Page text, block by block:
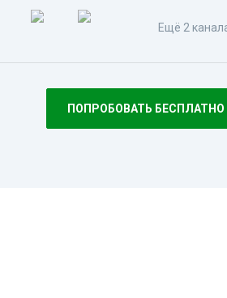
Ещё 2
ПОПРОБОВАТЬ БЕСПЛАТНО